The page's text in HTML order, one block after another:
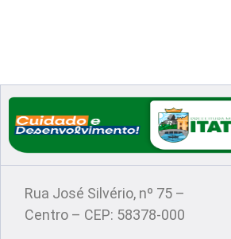
Localização
Rua José Silvério, nº 75 –
Centro – CEP: 58378-000